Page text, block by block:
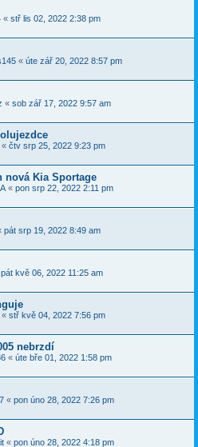
« stř lis 02, 2022 2:38 pm
« úte zář 20, 2022 8:57 pm
« sob zář 17, 2022 9:57 am
« čtv srp 25, 2022 9:23 pm
nová Kia Sportage
« pon srp 22, 2022 2:11 pm
pát srp 19, 2022 8:49 am
pát kvě 06, 2022 11:25 am
« stř kvě 04, 2022 7:56 pm
nebrzdí
« úte bře 01, 2022 1:58 pm
« pon úno 28, 2022 7:26 pm
« pon úno 28, 2022 4:18 pm